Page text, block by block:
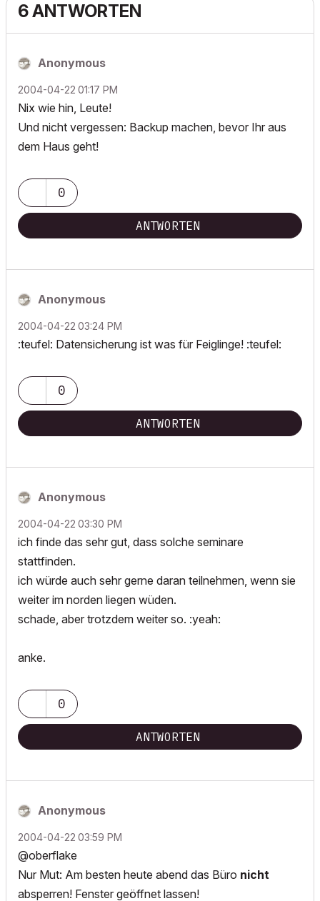
6 ANTWORTEN
Anonymous
‎2004-04-22 01:17 PM
Nix wie hin, Leute!
Und nicht vergessen: Backup machen, bevor Ihr aus
dem Haus geht!
0
ANTWORTEN
Anonymous
‎2004-04-22 03:24 PM
:teufel: Datensicherung ist was für Feiglinge! :teufel:
0
ANTWORTEN
Anonymous
‎2004-04-22 03:30 PM
ich finde das sehr gut, dass solche seminare
stattfinden.
ich würde auch sehr gerne daran teilnehmen, wenn sie
weiter im norden liegen wüden.
schade, aber trotzdem weiter so. :yeah:
anke.
0
ANTWORTEN
Anonymous
‎2004-04-22 03:59 PM
@oberflake
Nur Mut: Am besten heute abend das Büro nicht
absperren! Fenster geöffnet lassen!